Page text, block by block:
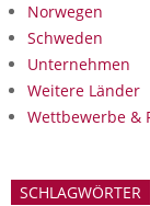
Norwegen
Schweden
Unternehmen
Weitere Länder
Wettbewerbe &
SCHLAGWÖRTER